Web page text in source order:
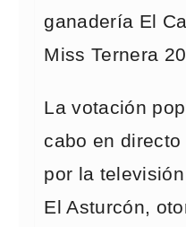
ganadería El
Miss Ternera
La votación
cabo en
por la
El Asturcón,